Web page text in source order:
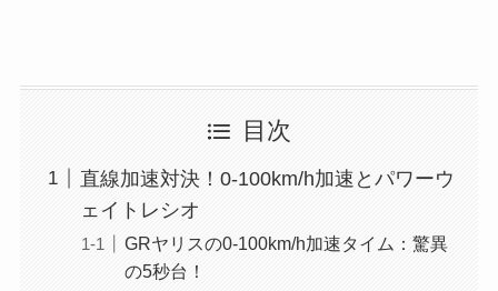
目次
直線加速対決！0-100km/h加速とパワーウ
ェイトレシオ
GRヤリスの0-100km/h加速タイム：驚異
の5秒台！